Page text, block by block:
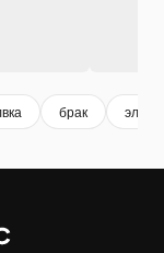
брак